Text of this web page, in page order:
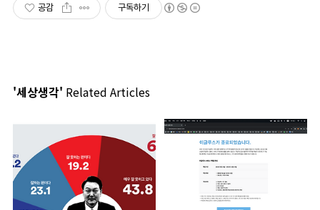
공감 구독하기
'세상생각' Related Articles